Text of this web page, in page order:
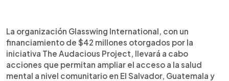
Escuchar artículo
La organización Glasswing International, con un
financiamiento de $42 millones otorgados por la
iniciativa The Audacious Project, llevará a cabo
acciones que permitan ampliar el acceso a la salud
mental a nivel comunitario en El Salvador, Guatemala y